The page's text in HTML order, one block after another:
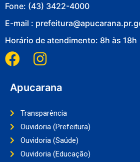
Fone: (43) 3422-4000
E-mail :
Horário de atendimento: 8h às 18h
Apucarana
Transparência
Ouvidoria (Prefeitura)
Ouvidoria (Saúde)
Ouvidoria (Educação)